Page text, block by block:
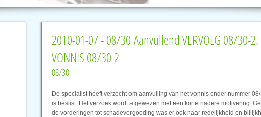
2010-01-07 - 08/30 Aanvullend VERVOLG 08/30-2.
VONNIS 08/30-2
08/30
De specialist heeft verzocht om aanvulling van het vonnis onder nummer
is beslist. Het verzoek wordt afgewezen met een korte nadere motivering.
de vorderingen tot schadevergoeding was er ook naar redelijkheid en